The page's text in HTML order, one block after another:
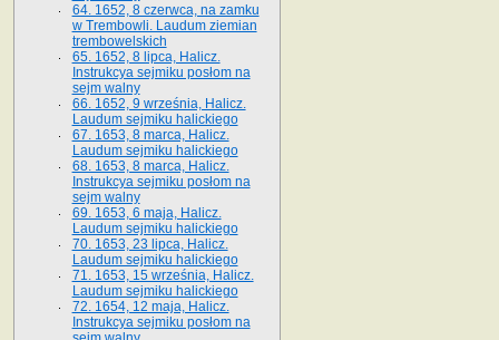
64. 1652, 8 czerwca, na zamku
w Trembowli. Laudum ziemian
trembowelskich
65. 1652, 8 lipca, Halicz.
Instrukcya sejmiku posłom na
sejm walny
66. 1652, 9 września, Halicz.
Laudum sejmiku halickiego
67. 1653, 8 marca, Halicz.
Laudum sejmiku halickiego
68. 1653, 8 marca, Halicz.
Instrukcya sejmiku posłom na
sejm walny
69. 1653, 6 maja, Halicz.
Laudum sejmiku halickiego
70. 1653, 23 lipca, Halicz.
Laudum sejmiku halickiego
71. 1653, 15 września, Halicz.
Laudum sejmiku halickiego
72. 1654, 12 maja, Halicz.
Instrukcya sejmiku posłom na